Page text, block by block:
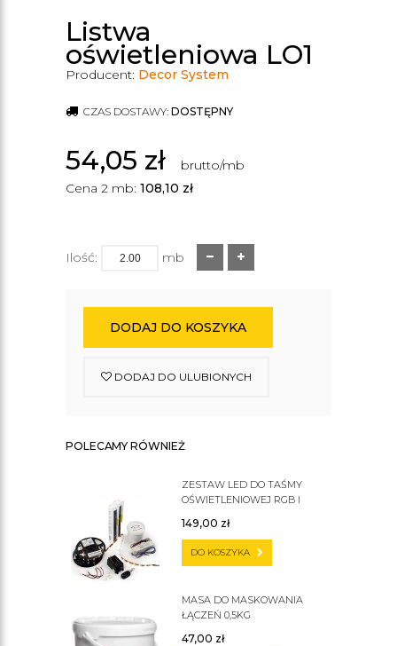
Listwa
oświetleniowa LO1
Producent: Decor System
CZAS DOSTAWY: DOSTĘPNY
54,05 zł
brutto/mb
Cena 2 mb: 108,10 zł
Ilość: mb
DODAJ DO KOSZYKA
DODAJ DO ULUBIONYCH
POLECAMY RÓWNIEŻ
ZESTAW LED DO TAŚMY
OŚWIETLENIOWEJ RGB I
149,00 zł
DO KOSZYKA
MASA DO MASKOWANIA
ŁĄCZEŃ 0,5KG
47,00 zł